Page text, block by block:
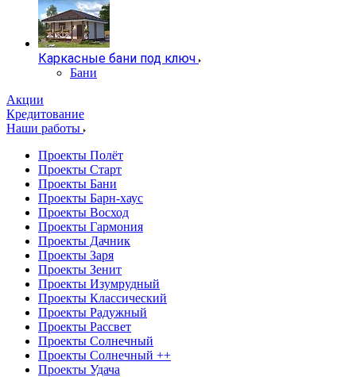
Каркасные бани под ключ
Бани
Акции
Кредитование
Наши работы
Проекты Полёт
Проекты Старт
Проекты Бани
Проекты Барн-хаус
Проекты Восход
Проекты Гармония
Проекты Дачник
Проекты Заря
Проекты Зенит
Проекты Изумрудный
Проекты Классический
Проекты Радужный
Проекты Рассвет
Проекты Солнечный
Проекты Солнечный ++
Проекты Удача